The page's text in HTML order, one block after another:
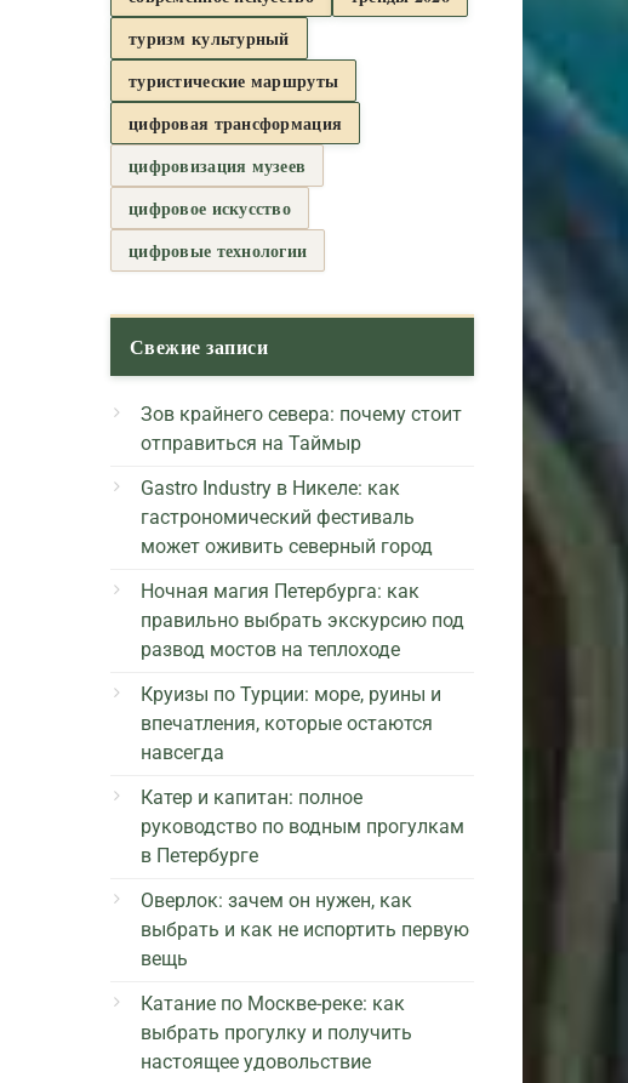
туризм культурный
туристические маршруты
цифровая трансформация
цифровизация музеев
цифровое искусство
цифровые технологии
Свежие записи
Зов крайнего севера: почему стоит
отправиться на Таймыр
Gastro Industry в Никеле: как
гастрономический фестиваль
может оживить северный город
Ночная магия Петербурга: как
правильно выбрать экскурсию под
развод мостов на теплоходе
Круизы по Турции: море, руины и
впечатления, которые остаются
навсегда
Катер и капитан: полное
руководство по водным прогулкам
в Петербурге
Оверлок: зачем он нужен, как
выбрать и как не испортить первую
вещь
Катание по Москве-реке: как
выбрать прогулку и получить
настоящее удовольствие